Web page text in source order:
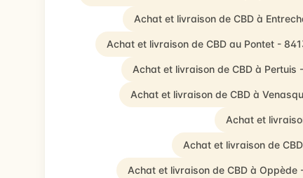
Achat et livraison de CBD à
Achat et livraison de CBD au Pontet -
Achat et livraison de CBD à Pertuis
Achat et livraison de CBD à
Achat et
Achat et livraison de
Achat et livraison de CBD à Oppède